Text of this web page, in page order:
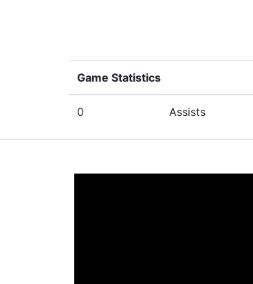
Game Statistics
0 Assists